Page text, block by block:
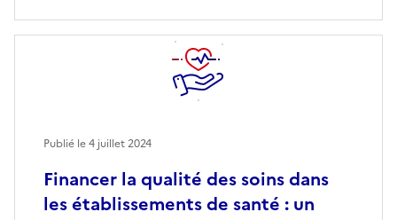
Financer la qualité des soins dans
les établissements de santé : un
Publié le4 juillet 2024